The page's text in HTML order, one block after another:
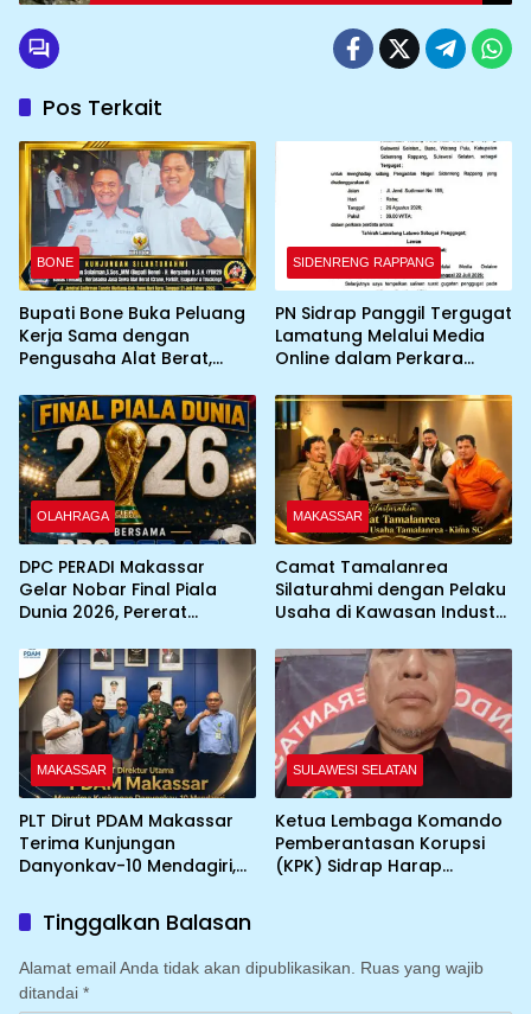
Pos Terkait
BONE
Bupati Bone Buka Peluang
Kerja Sama dengan
Pengusaha Alat Berat,
Percepatan Pembangunan
Daerah
SIDENRENG RAPPANG
PN Sidrap Panggil Tergugat
Lamatung Melalui Media
Online dalam Perkara
OLAHRAGA
DPC PERADI Makassar
Gelar Nobar Final Piala
Dunia 2026, Pererat
MAKASSAR
Camat Tamalanrea
Silaturahmi dengan Pelaku
Usaha di Kawasan Industri,
Pemerintah dan Dunia
Usaha
MAKASSAR
PLT Dirut PDAM Makassar
Terima Kunjungan
Danyonkav-10 Mendagiri,
Layanan Air Bersih Asrama
SULAWESI SELATAN
Ketua Lembaga Komando
Pemberantasan Korupsi
(KPK) Sidrap Harap
Tinggalkan Balasan
Alamat email Anda tidak akan dipublikasikan.
Ruas yang wajib
ditandai *